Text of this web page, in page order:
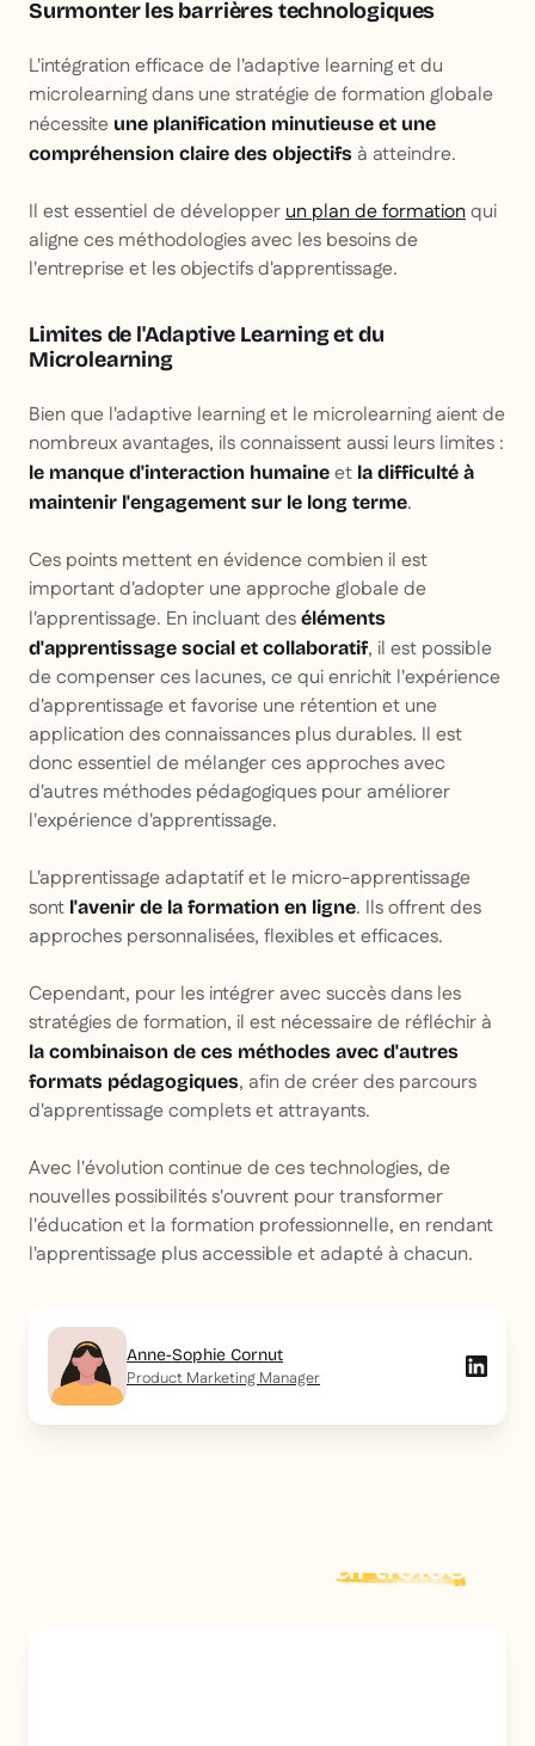
Surmonter les barrières technologiques
L'intégration efficace de l'adaptive learning et du
microlearning dans une stratégie de formation globale
nécessite une planification minutieuse et une
compréhension claire des objectifs à atteindre.
Il est essentiel de développerun plan de formationqui
aligne ces méthodologies avec les besoins de
l'entreprise et les objectifs d'apprentissage.
Limites de l'Adaptive Learning et du
Microlearning
Bien que l'adaptive learning et le microlearning aient de
nombreux avantages, ils connaissent aussi leurs limites :
le manque d'interaction humaine et la difficulté à
maintenir l'engagement sur le long terme.
Ces points mettent en évidence combien il est
important d'adopter une approche globale de
l'apprentissage. En incluant des éléments
d'apprentissage social et collaboratif, il est possible
de compenser ces lacunes, ce qui enrichit l'expérience
d'apprentissage et favorise une rétention et une
application des connaissances plus durables. Il est
donc essentiel de mélanger ces approches avec
d'autres méthodes pédagogiques pour améliorer
l'expérience d'apprentissage.
L'apprentissage adaptatif et le micro-apprentissage
sont l'avenir de la formation en ligne. Ils offrent des
approches personnalisées, flexibles et efficaces.
Cependant, pour les intégrer avec succès dans les
stratégies de formation, il est nécessaire de réfléchir à
la combinaison de ces méthodes avec d'autres
formats pédagogiques, afin de créer des parcours
d'apprentissage complets et attrayants.
Avec l'évolution continue de ces technologies, de
nouvelles possibilités s'ouvrent pour transformer
l'éducation et la formation professionnelle, en rendant
l'apprentissage plus accessible et adapté à chacun.
Anne-Sophie Cornut
Product Marketing Manager
articles